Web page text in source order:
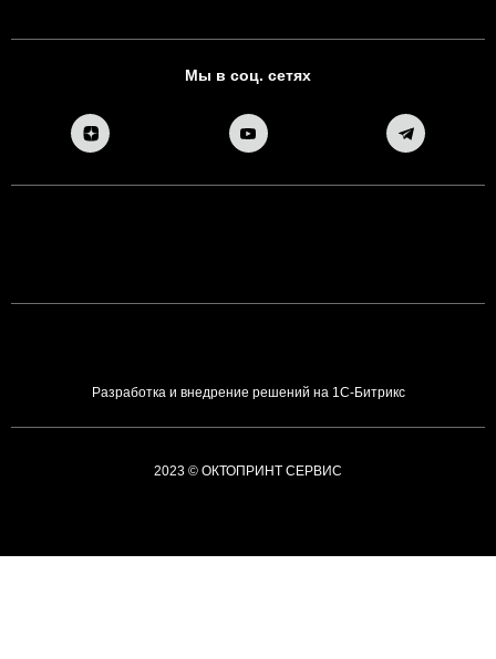
Мы в соц. сетях
Разработка и внедрение решений на 1С-Битрикс
2023 © ОКТОПРИНТ СЕРВИС